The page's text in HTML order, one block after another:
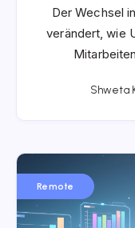
Der Wechsel
verändert, wie
Shweta
Remote